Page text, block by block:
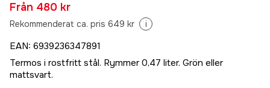
Från 480 kr
Rekommenderat ca. pris 649 kr i
EAN: 6939236347891
Termos i rostfritt stål. Rymmer 0,47 liter. Grön eller
mattsvart.